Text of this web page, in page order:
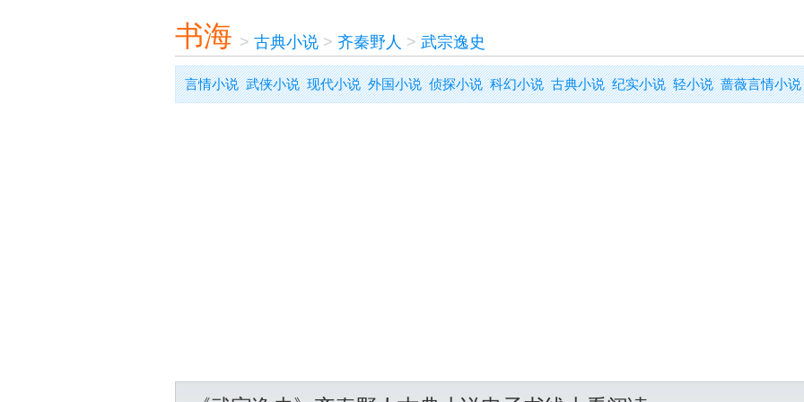
书海 > 古典小说> 齐秦野人 > 武宗逸史
言情小说 武侠小说 现代小说 外国小说 侦探小说 科幻小说 古典小说 纪实小说 轻小说 蔷薇言情小说